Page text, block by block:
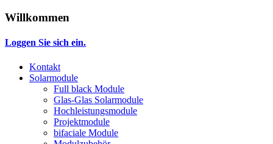
Willkommen
Loggen Sie sich ein.
Kontakt
Solarmodule
Full black Module
Glas-Glas Solarmodule
Hochleistungsmodule
Projektmodule
bifaciale Module